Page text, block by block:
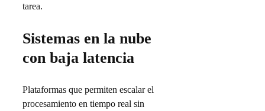
tarea.
Sistemas en la nube
con baja latencia
Plataformas que permiten escalar el
procesamiento en tiempo real sin